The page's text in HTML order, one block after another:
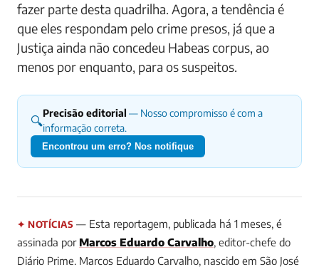
fazer parte desta quadrilha. Agora, a tendência é
que eles respondam pelo crime presos, já que a
Justiça ainda não concedeu Habeas corpus, ao
menos por enquanto, para os suspeitos.
🔍Precisão editorial — Nosso compromisso é com a
informação correta.
Encontrou um erro? Nos notifique
✦ NOTÍCIAS — Esta reportagem, publicada há 1 meses, é
assinada por Marcos Eduardo Carvalho, editor-chefe do
Diário Prime. Marcos Eduardo Carvalho, nascido em São José